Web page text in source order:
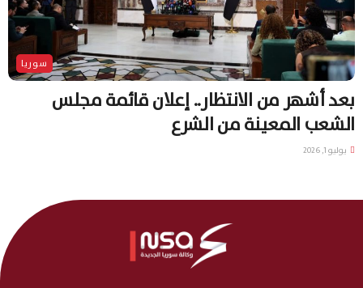
سوريا
بعد أشهر من الانتظار.. إعلان قائمة مجلس
الشعب المعينة من الشرع
يوليو 1, 2026